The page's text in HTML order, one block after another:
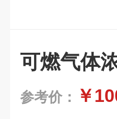
可燃气体
参考价： ￥